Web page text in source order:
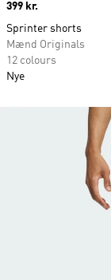
Price
399 kr.
Sprinter shorts
Mænd Originals
12 colours
Nye